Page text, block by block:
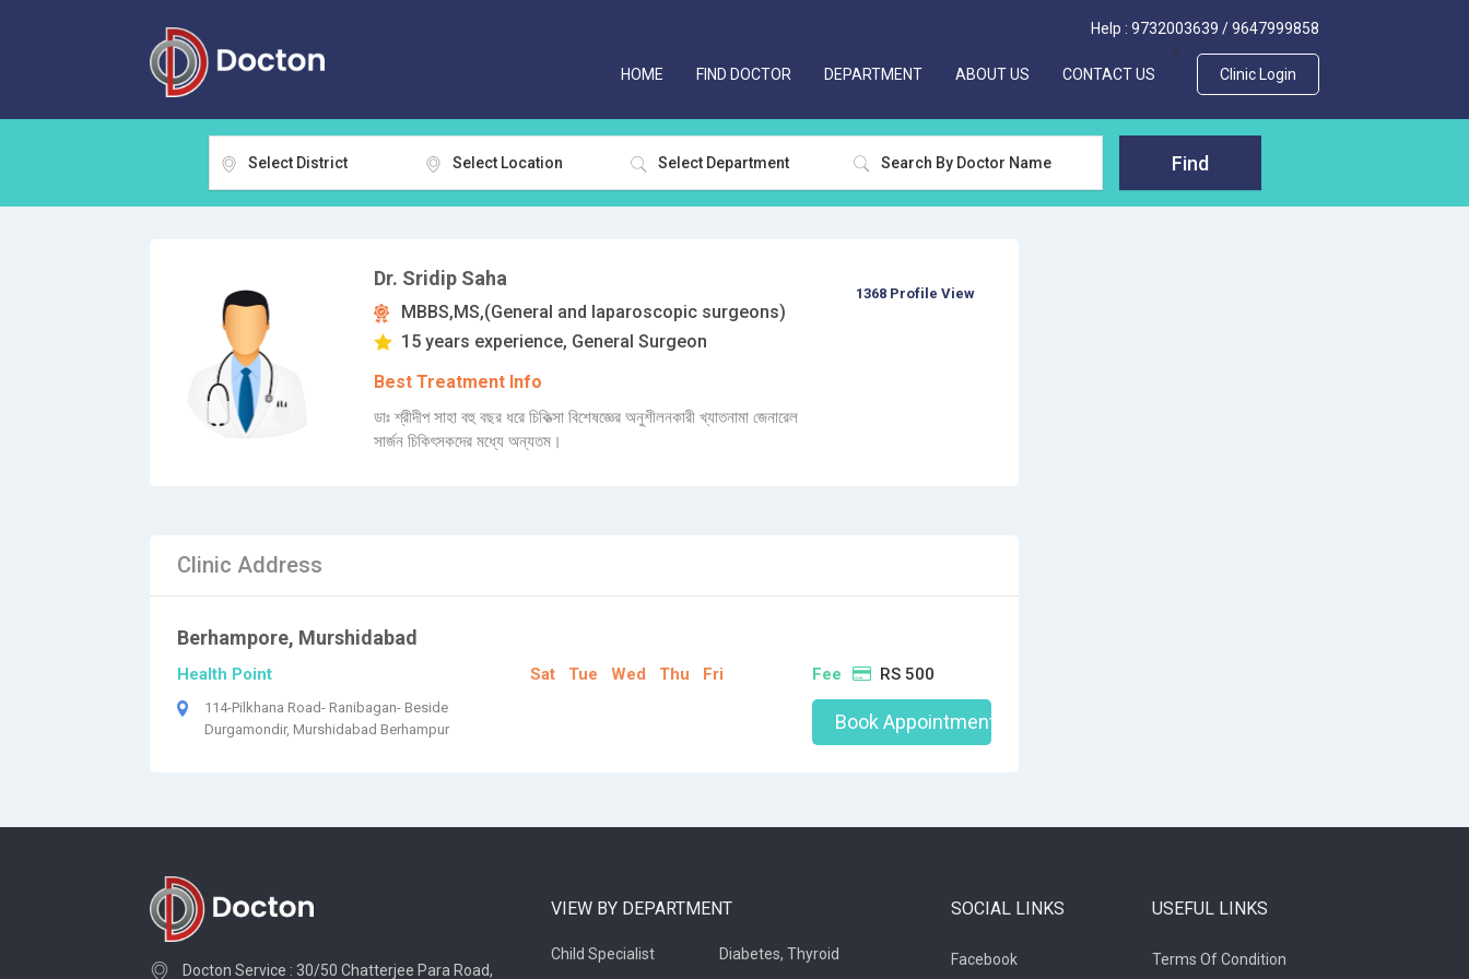
Help : 9732003639 /9647999858
HOME FIND DOCTOR DEPARTMENT ABOUT US CONTACT US
>
Clinic Login
Select District Select Location Select Department Find
Dr. Sridip Saha
MBBS,MS,(General and laparoscopic surgeons)
15 years experience, General Surgeon
Best Treatment Info
ডাঃ শ্রীদীপ সাহা বহু বছর ধরে চিকিত্সা বিশেষজ্ঞের অনুশীলনকারী খ্যাতনামা জেনারেল
সার্জন চিকিৎসকদের মধ্যে অন্যতম।
1368 Profile View
Clinic Address
Berhampore, Murshidabad
Health Point
114-Pilkhana Road- Ranibagan- Beside
Durgamondir, Murshidabad Berhampur
Sat Tue Wed Thu Fri Fee RS 500
Book Appointment
Docton Service : 30/50 Chatterjee Para Road,
VIEW BY DEPARTMENT
Child Specialist Diabetes, Thyroid
SOCIAL LINKS
Facebook
USEFUL LINKS
Terms Of Condition